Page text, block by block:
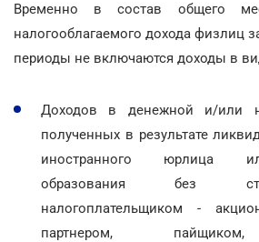
Временно в состав общего
налогооблагаемого дохода физлиц
периоды не включаются доходы в
Доходов в денежной и/или
полученных в результате
иностранного юрлица
образования без
налогоплательщиком -
партнером,